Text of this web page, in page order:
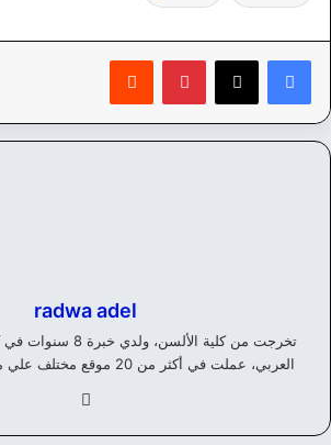
بينتيريست
radwa adel
تخرجت من كلية
العربي، عملت في أكثر من 20 موقع مختلف علي مدار السنين الماضية.